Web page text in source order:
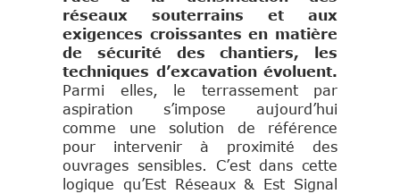
réseaux souterrains et aux
exigences croissantes en matière
de sécurité des chantiers, les
techniques d’excavation évoluent.
Parmi elles, le terrassement par
aspiration s’impose aujourd’hui
comme une solution de référence
pour intervenir à proximité des
ouvrages sensibles. C’est dans cette
logique qu’Est Réseaux & Est Signal